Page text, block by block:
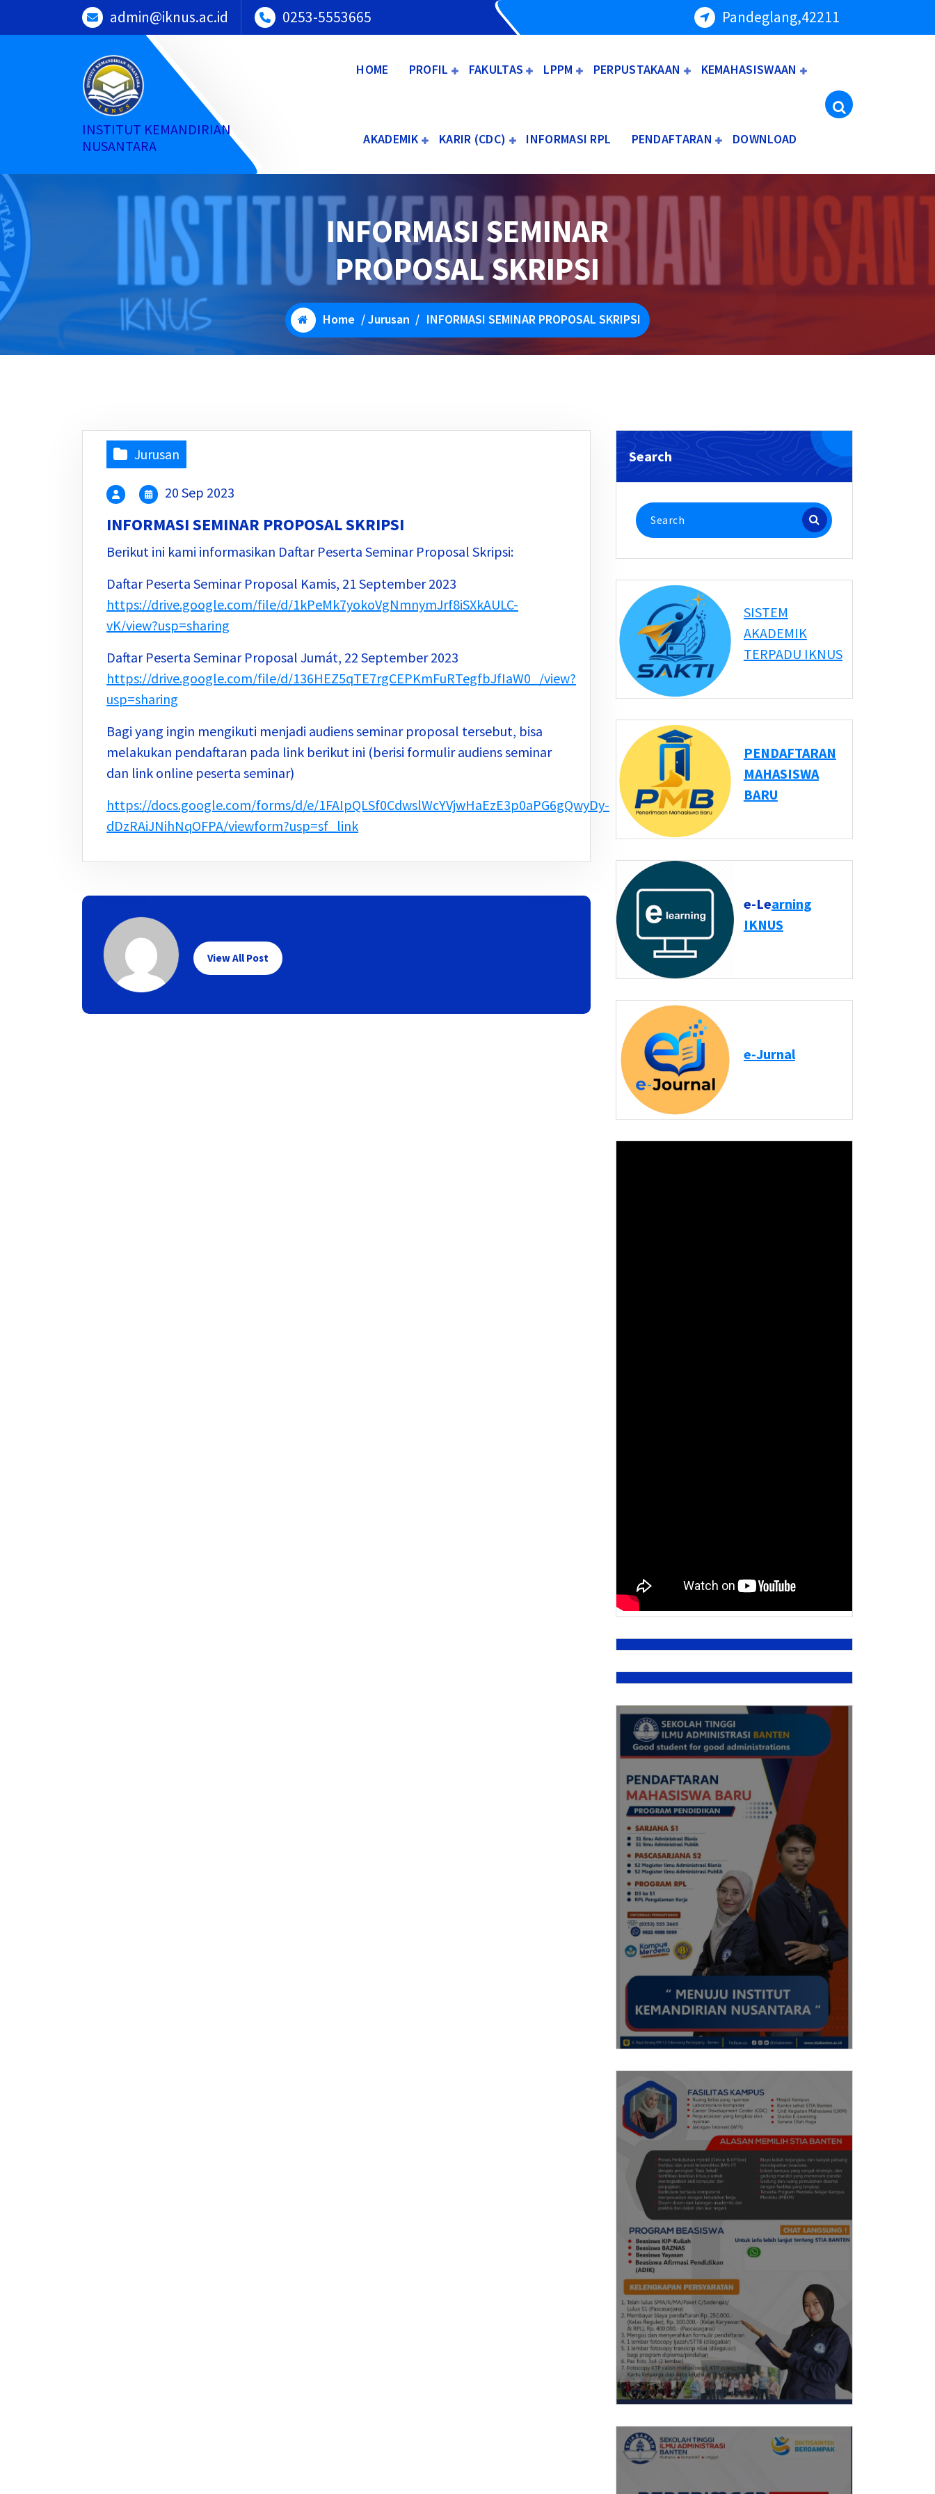
to
admin@iknus.ac.id 0253-5553665 Pandeglang,42211
INSTITUT KEMANDIRIAN
NUSANTARA
HOME PROFIL FAKULTAS LPPM PERPUSTAKAAN KEMAHASISWAAN
AKADEMIK KARIR (CDC) INFORMASI RPL PENDAFTARAN DOWNLOAD
INFORMASI SEMINAR
PROPOSAL SKRIPSI
Home /Jurusan / INFORMASI SEMINAR PROPOSAL SKRIPSI
Jurusan
20 Sep 2023
INFORMASI SEMINAR PROPOSAL SKRIPSI
Berikut ini kami informasikan Daftar Peserta Seminar Proposal Skripsi:
Daftar Peserta Seminar Proposal Kamis, 21 September 2023
https://drive.google.com/file/d/1kPeMk7yokoVgNmnymJrf8iSXkAULC-
vK/view?usp=sharing
Daftar Peserta Seminar Proposal Jumát, 22 September 2023
https://drive.google.com/file/d/136HEZ5qTE7rgCEPKmFuRTegfbJfIaW0_/view?
usp=sharing
Bagi yang ingin mengikuti menjadi audiens seminar proposal tersebut, bisa
melakukan pendaftaran pada link berikut ini (berisi formulir audiens seminar
dan link online peserta seminar)
https://docs.google.com/forms/d/e/1FAIpQLSf0CdwslWcYVjwHaEzE3p0aPG6gQwyDy-
dDzRAiJNihNqOFPA/viewform?usp=sf_link
View All Post
Search
Search
for:
SISTEM
AKADEMIK
TERPADU IKNUS
PENDAFTARAN
MAHASISWA
BARU
e-Learning
IKNUS
e-Jurnal